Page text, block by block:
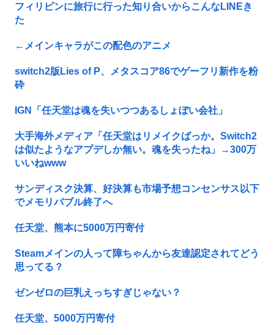
フィリピンに旅行に行った知り合いからこんなLINEき
た
←メインキャラがこの配色のアニメ
switch2版Lies of P、メタスコア86でゲーフリ新作を粉
砕
IGN「任天堂は魂を失いつつあるしょぼい会社」
大手海外メディア「任天堂はリメイクばっか。Switch2
は似たようなアプデしか無い。魂を失ったね」→300万
いいねwww
サンディスク決算、好決算も市場予想コンセンサス以下
でメモリバブル終了へ
任天堂、熊本に5000万円寄付
Steamメインの人って障ちゃんから友達認定されてどう
思ってる？
ゼンゼロの巨乳えっちすぎじゃない？
任天堂、5000万円寄付